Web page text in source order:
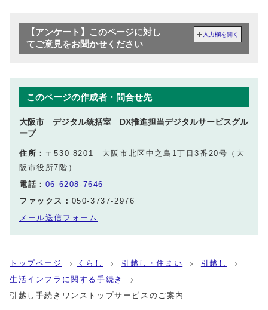
【アンケート】このページに対し
てご意見をお聞かせください
入力欄を開く
このページの作成者・問合せ先
大阪市 デジタル統括室 DX推進担当デジタルサービスグル
ープ
住所： 〒530-8201 大阪市北区中之島1丁目3番20号（大
阪市役所7階）
電話： 06-6208-7646
ファックス： 050-3737-2976
メール送信フォーム
トップページ くらし 引越し・住まい
引越し
生活インフラに関する手続き
引越し手続きワンストップサービスのご案内